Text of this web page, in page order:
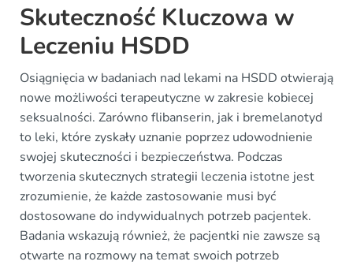
Skuteczność Kluczowa w
Leczeniu HSDD
Osiągnięcia w badaniach nad lekami na HSDD otwierają
nowe możliwości terapeutyczne w zakresie kobiecej
seksualności. Zarówno flibanserin, jak i bremelanotyd
to leki, które zyskały uznanie poprzez udowodnienie
swojej skuteczności i bezpieczeństwa. Podczas
tworzenia skutecznych strategii leczenia istotne jest
zrozumienie, że każde zastosowanie musi być
dostosowane do indywidualnych potrzeb pacjentek.
Badania wskazują również, że pacjentki nie zawsze są
otwarte na rozmowy na temat swoich potrzeb